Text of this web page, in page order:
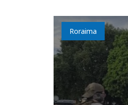
Roraima